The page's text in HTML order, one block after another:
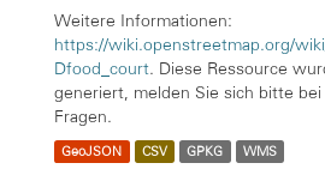
Weitere Informationen:
https://wiki.openstreetmap.org/
Dfood_court. Diese Ressource
generiert, melden Sie sich bitte
Fragen.
GeoJSON CSV GPKG WMS